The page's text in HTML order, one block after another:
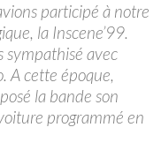
participé à notre
la Inscene’99.
sympathisé avec
A cette époque,
la bande son
programmé en